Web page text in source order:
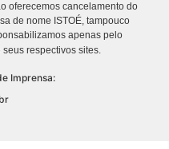
oferecemos cancelamento do
de nome ISTOÉ, tampouco
apenas pelo
seus respectivos sites.
Imprensa: